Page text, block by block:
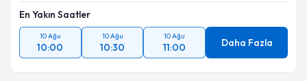
En Yakın Saatler
10 Ağu
10:00
10 Ağu
10:30
10 Ağu
11:00 Daha Fazla